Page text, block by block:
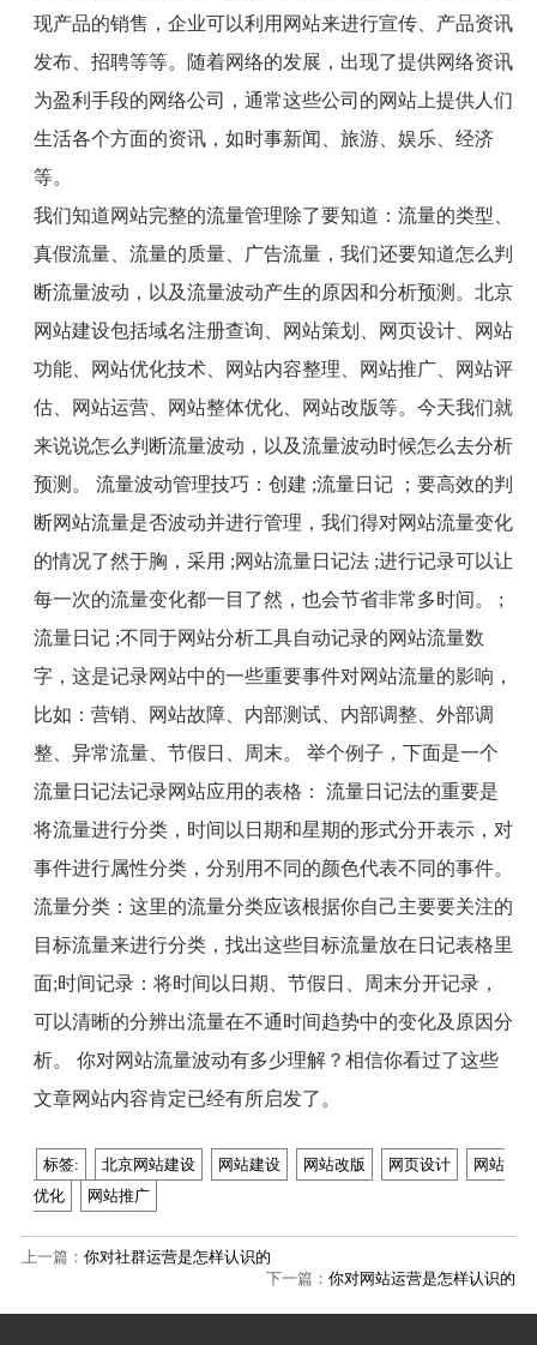
现产品的销售，企业可以利用网站来进行宣传、产品资讯
发布、招聘等等。随着网络的发展，出现了提供网络资讯
为盈利手段的网络公司，通常这些公司的网站上提供人们
生活各个方面的资讯，如时事新闻、旅游、娱乐、经济
等。
我们知道网站完整的流量管理除了要知道：流量的类型、
真假流量、流量的质量、广告流量，我们还要知道怎么判
断流量波动，以及流量波动产生的原因和分析预测。北京
网站建设包括域名注册查询、网站策划、网页设计、网站
功能、网站优化技术、网站内容整理、网站推广、网站评
估、网站运营、网站整体优化、网站改版等。今天我们就
来说说怎么判断流量波动，以及流量波动时候怎么去分析
预测。 流量波动管理技巧：创建 ;流量日记 ；要高效的判
断网站流量是否波动并进行管理，我们得对网站流量变化
的情况了然于胸，采用 ;网站流量日记法;进行记录可以让
每一次的流量变化都一目了然，也会节省非常多时间。
;
流量日记;不同于网站分析工具自动记录的网站流量数
字，这是记录网站中的一些重要事件对网站流量的影响，
比如：营销、网站故障、内部测试、内部调整、外部调
整、异常流量、节假日、周末。 举个例子，下面是一个
流量日记法记录网站应用的表格： 流量日记法的重要是
将流量进行分类，时间以日期和星期的形式分开表示，对
事件进行属性分类，分别用不同的颜色代表不同的事件。
流量分类：这里的流量分类应该根据你自己主要要关注的
目标流量来进行分类，找出这些目标流量放在日记表格里
面;时间记录：将时间以日期、节假日、周末分开记录，
可以清晰的分辨出流量在不通时间趋势中的变化及原因分
析。 你对网站流量波动有多少理解？相信你看过了这些
文章网站内容肯定已经有所启发了。
标签: 北京网站建设 网站建设 网站改版 网页设计
网站
优化
网站推广
上一篇： 你对社群运营是怎样认识的
下一篇：你对网站运营是怎样认识的